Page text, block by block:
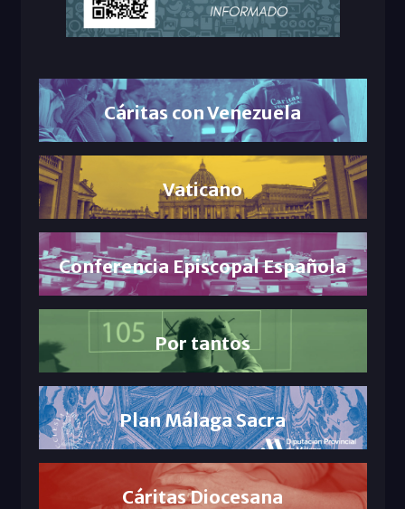
Cáritas con Venezuela
Vaticano
Conferencia Episcopal Española
Por tantos
Plan Málaga Sacra
Cáritas Diocesana